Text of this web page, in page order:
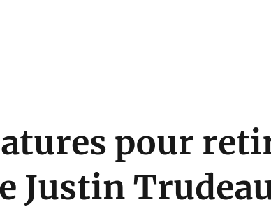
pour
Justin